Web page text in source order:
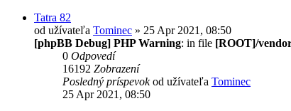
Tatra 82
od užívateľa Tominec » 25 Apr 2021, 08:50
[phpBB Debug] PHP Warning: in file [ROOT]/
0 Odpovedí
16192 Zobrazení
Posledný príspevokod užívateľa Tominec
25 Apr 2021, 08:50